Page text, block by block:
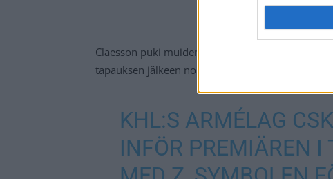
Claesson puki muiden tapaan paidan niskaansa,
tapauksen jälkeen nousi, sillä tilannetta tuskin
KHL:S ARMÉLAG
INFÖR PREMIÄREN I